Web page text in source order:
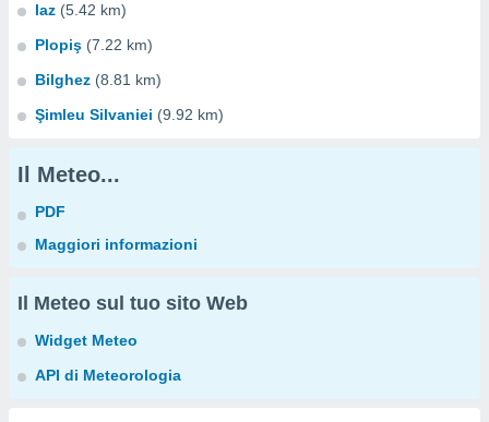
Iaz (5.42 km)
Plopiş (7.22 km)
Bilghez (8.81 km)
Şimleu Silvaniei (9.92 km)
Il Meteo...
PDF
Maggiori informazioni
Il Meteo sul tuo sito Web
Widget Meteo
API di Meteorologia